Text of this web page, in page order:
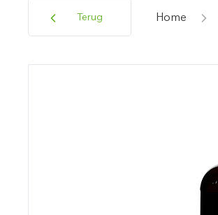
Terug Home